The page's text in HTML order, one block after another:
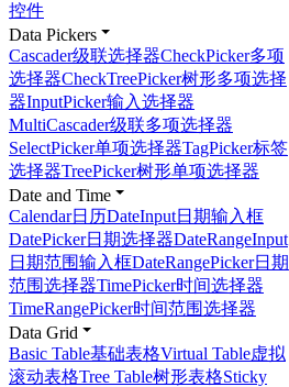
控件
Data Pickers
Cascader级联选择器CheckPicker多项
选择器CheckTreePicker树形多项选择
器InputPicker输入选择器
MultiCascader级联多项选择器
SelectPicker单项选择器TagPicker标签
选择器TreePicker树形单项选择器
Date and Time
Calendar日历DateInput日期输入框
DatePicker日期选择器DateRangeInput
日期范围输入框DateRangePicker日期
范围选择器TimePicker时间选择器
TimeRangePicker时间范围选择器
Data Grid
Basic Table基础表格Virtual Table虚拟
滚动表格Tree Table树形表格Sticky